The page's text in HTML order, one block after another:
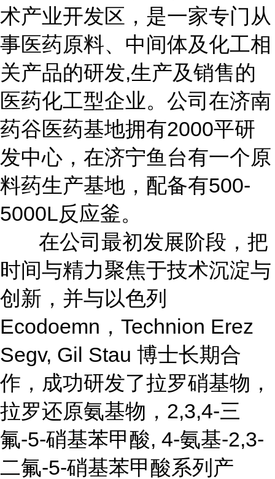
术产业开发区，是一家专门从
事医药原料、中间体及化工相
关产品的研发,生产及销售的
医药化工型企业。公司在济南
药谷医药基地拥有2000平研
发中心，在济宁鱼台有一个原
料药生产基地，配备有500-
5000L反应釜。
在公司最初发展阶段，把
时间与精力聚焦于技术沉淀与
创新，并与以色列
Ecodoemn，Technion Erez
Segv, Gil Stau 博士长期合
作，成功研发了拉罗硝基物，
拉罗还原氨基物，2,3,4-三
氟-5-硝基苯甲酸, 4-氨基-2,3-
二氟-5-硝基苯甲酸系列产